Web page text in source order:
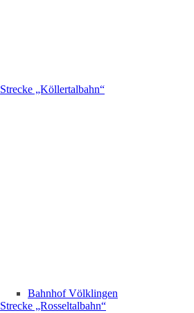
Strecke „Köllertalbahn“
Bahnhof Völklingen
Strecke „Rosseltalbahn“